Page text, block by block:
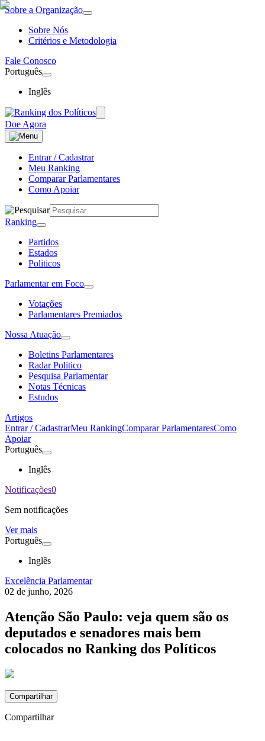
Sobre a Organização
Sobre Nós
Critérios e Metodologia
Fale Conosco
Português
Inglês
Doe Agora
Entrar / Cadastrar
Meu Ranking
Comparar Parlamentares
Como Apoiar
Ranking
Partidos
Estados
Politicos
Parlamentar em Foco
Votações
Parlamentares Premiados
Nossa Atuação
Boletins Parlamentares
Radar Politico
Pesquisa Parlamentar
Notas Técnicas
Estudos
Artigos
Entrar / CadastrarMeu RankingComparar ParlamentaresComo
Apoiar
Português
Inglês
Notificações0
Sem notificações
Ver mais
Português
Inglês
Excelência Parlamentar
02 de junho, 2026
Atenção São Paulo: veja quem são os
deputados e senadores mais bem
colocados no Ranking dos Políticos
Compartilhar
Compartilhar